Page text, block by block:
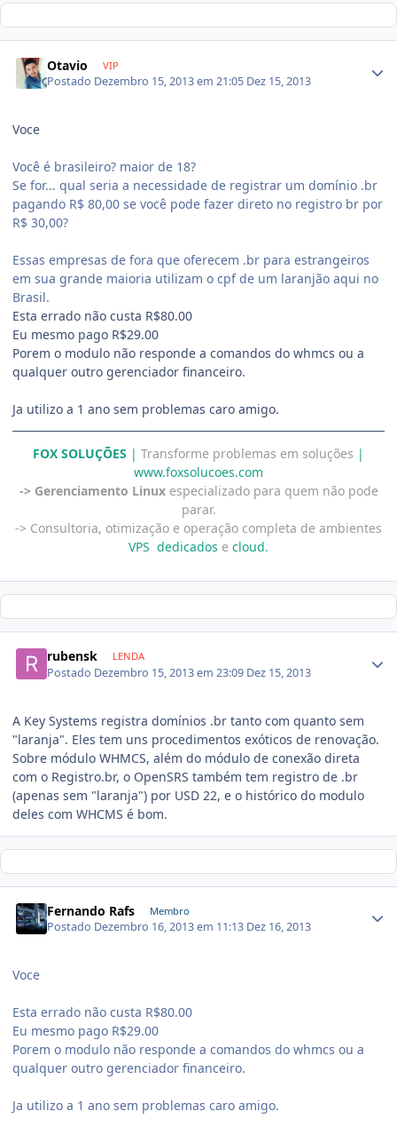
Otavio VIP
Postado Dezembro 15, 2013 em 21:05 Dez 15, 2013
Voce
Você é brasileiro? maior de 18?
Se for... qual seria a necessidade de registrar um domínio .br
pagando R$ 80,00 se você pode fazer direto no registro br por
R$ 30,00?
Essas empresas de fora que oferecem .br para estrangeiros
em sua grande maioria utilizam o cpf de um laranjão aqui no
Brasil.
Esta errado não custa R$80.00
Eu mesmo pago R$29.00
Porem o modulo não responde a comandos do whmcs ou a
qualquer outro gerenciador financeiro.
Ja utilizo a 1 ano sem problemas caro amigo.
FOX SOLUÇÕES | Transforme problemas em soluções |
www.foxsolucoes.com
-> Gerenciamento Linuxespecializado para quem não pode
parar.
-> Consultoria, otimização e operação completa de ambientes
VPS dedicados e cloud.
rubensk LENDA
Postado Dezembro 15, 2013 em 23:09 Dez 15, 2013
A Key Systems registra domínios .br tanto com quanto sem
"laranja". Eles tem uns procedimentos exóticos de renovação.
Sobre módulo WHMCS, além do módulo de conexão direta
com o Registro.br, o OpenSRS também tem registro de .br
(apenas sem "laranja") por USD 22, e o histórico do modulo
deles com WHCMS é bom.
Fernando Rafs Membro
Postado Dezembro 16, 2013 em 11:13 Dez 16, 2013
Voce
Esta errado não custa R$80.00
Eu mesmo pago R$29.00
Porem o modulo não responde a comandos do whmcs ou a
qualquer outro gerenciador financeiro.
Ja utilizo a 1 ano sem problemas caro amigo.